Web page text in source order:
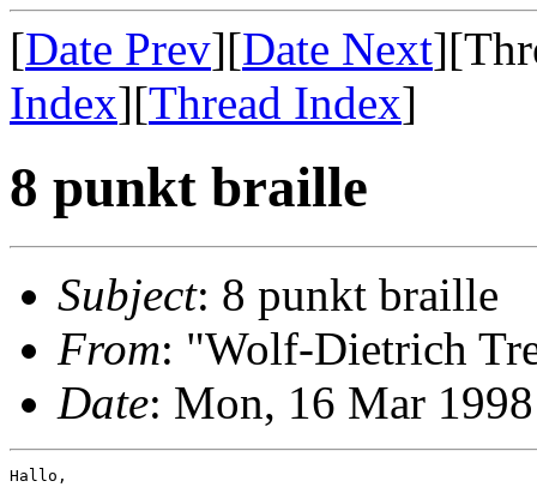
[Date Prev][Date Next
Index][Thread Index]
8 punkt braille
Subject: 8 punkt braille
From: "Wolf-Dietrich
Date: Mon, 16 Mar
Hallo,